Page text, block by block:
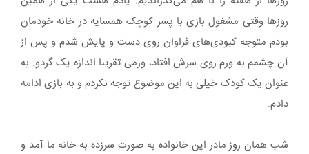
روزها وقتی مشغول بازی با پسر کوچک همسایه در خانه خودمان
بودم متوجه کبودی‌های فراوان روی دست و پایش شدم و پس از
آن چشمم به ورم روی سرش افتاد، ورمی تقریبا اندازه یک گردو. به
عنوان یک کودک خیلی به این موضوع توجه نکردم و به بازی ادامه
دادم.
شب همان روز مادر این خانواده به صورت سرزده به خانه ما آمد و